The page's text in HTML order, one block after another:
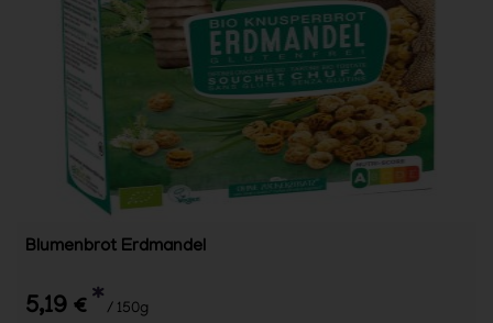
Blumenbrot Erdmandel
5,19 € * / 150g